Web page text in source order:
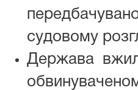
судовому
Держава